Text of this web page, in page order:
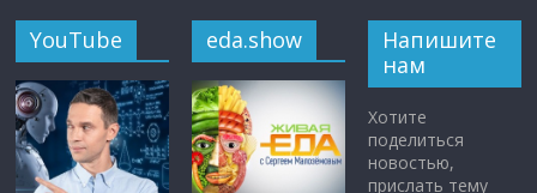
YouTube eda.show
Напишите
нам
Хотите
поделиться
новостью,
прислать тему